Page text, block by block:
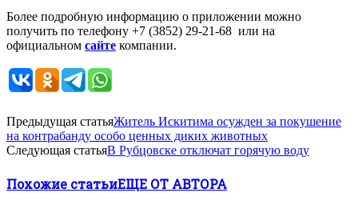
Более подробную информацию о приложении можно
получить по телефону +7 (3852) 29-21-68 или на
официальном сайте компании.
Предыдущая статьяЖитель Искитима осужден за покушение
на контрабанду особо ценных диких животных
Следующая статьяВ Рубцовске отключат горячую воду
Похожие статьиЕЩЕ ОТ АВТОРА